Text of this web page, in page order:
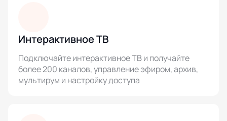
Интерактивное ТВ
Подключайте интерактивное ТВ и получайте
более 200 каналов, управление эфиром, архив,
мультирум и настройку доступа